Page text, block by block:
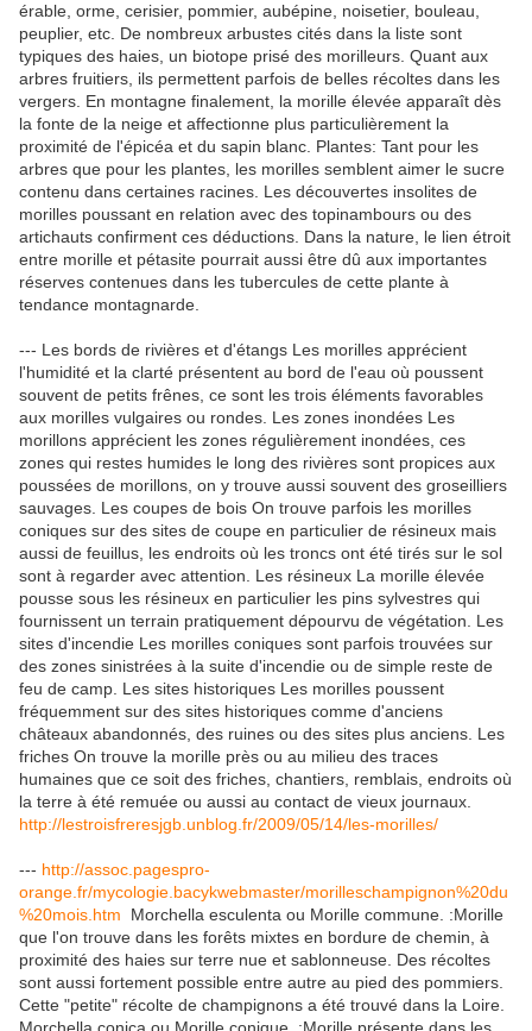
érable, orme, cerisier, pommier, aubépine, noisetier, bouleau,
peuplier, etc. De nombreux arbustes cités dans la liste sont
typiques des haies, un biotope prisé des morilleurs. Quant aux
arbres fruitiers, ils permettent parfois de belles récoltes dans les
vergers. En montagne finalement, la morille élevée apparaît dès
la fonte de la neige et affectionne plus particulièrement la
proximité de l'épicéa et du sapin blanc. Plantes: Tant pour les
arbres que pour les plantes, les morilles semblent aimer le sucre
contenu dans certaines racines. Les découvertes insolites de
morilles poussant en relation avec des topinambours ou des
artichauts confirment ces déductions. Dans la nature, le lien étroit
entre morille et pétasite pourrait aussi être dû aux importantes
réserves contenues dans les tubercules de cette plante à
tendance montagnarde.
--- Les bords de rivières et d'étangs Les morilles apprécient
l'humidité et la clarté présentent au bord de l'eau où poussent
souvent de petits frênes, ce sont les trois éléments favorables
aux morilles vulgaires ou rondes. Les zones inondées Les
morillons apprécient les zones régulièrement inondées, ces
zones qui restes humides le long des rivières sont propices aux
poussées de morillons, on y trouve aussi souvent des groseilliers
sauvages. Les coupes de bois On trouve parfois les morilles
coniques sur des sites de coupe en particulier de résineux mais
aussi de feuillus, les endroits où les troncs ont été tirés sur le sol
sont à regarder avec attention. Les résineux La morille élevée
pousse sous les résineux en particulier les pins sylvestres qui
fournissent un terrain pratiquement dépourvu de végétation. Les
sites d'incendie Les morilles coniques sont parfois trouvées sur
des zones sinistrées à la suite d'incendie ou de simple reste de
feu de camp. Les sites historiques Les morilles poussent
fréquemment sur des sites historiques comme d'anciens
châteaux abandonnés, des ruines ou des sites plus anciens. Les
friches On trouve la morille près ou au milieu des traces
humaines que ce soit des friches, chantiers, remblais, endroits où
la terre à été remuée ou aussi au contact de vieux journaux.
http://lestroisfreresjgb.unblog.fr/2009/05/14/les-morilles/
--- http://assoc.pagespro-
orange.fr/mycologie.bacykwebmaster/morilleschampignon%20du
%20mois.htm Morchella esculenta ou Morille commune. :Morille
que l'on trouve dans les forêts mixtes en bordure de chemin, à
proximité des haies sur terre nue et sablonneuse. Des récoltes
sont aussi fortement possible entre autre au pied des pommiers.
Cette "petite" récolte de champignons a été trouvé dans la Loire.